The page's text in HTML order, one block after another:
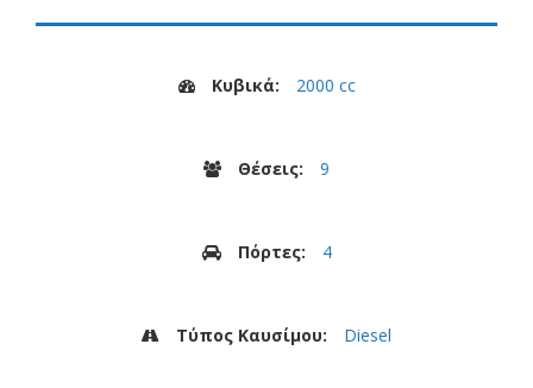
Κυβικά: 2000 cc
Θέσεις: 9
Πόρτες: 4
Τύπος Καυσίμου: Diesel